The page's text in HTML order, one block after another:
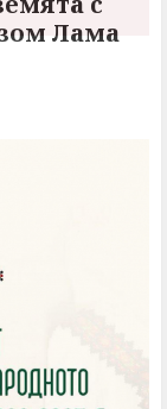
Лама